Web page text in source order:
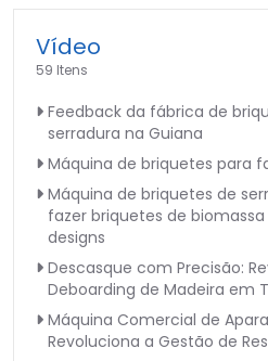
Vídeo
59 Itens
Feedback da fábrica de
serradura na Guiana
Máquina de briquetes para
Máquina de briquetes de
fazer briquetes de
designs
Descasque com Precisão:
Deboarding de Madeira em
Máquina Comercial de
Revoluciona a Gestão de